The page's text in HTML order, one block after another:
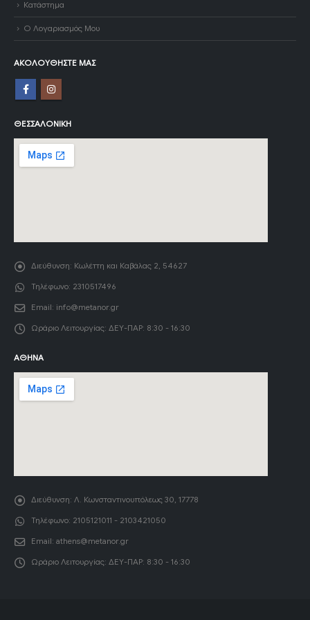
Κατάστημα
Ο Λογαριασμός Μου
ΑΚΟΛΟΥΘΉΣΤΕ ΜΑΣ
ΘΕΣΣΑΛΟΝΊΚΗ
Διεύθυνση: Κωλέττη και Καβάλας 2, 54627
Τηλέφωνο: 2310517496
Email: info@metanor.gr
Ωράριο Λειτουργίας: ΔΕΥ-ΠΑΡ: 8:30 - 16:30
ΑΘΉΝΑ
Διεύθυνση: Λ. Κωνσταντινουπόλεως 30, 17778
Τηλέφωνο: 2105121011 - 2103421050
Email: athens@metanor.gr
Ωράριο Λειτουργίας: ΔΕΥ-ΠΑΡ: 8:30 - 16:30